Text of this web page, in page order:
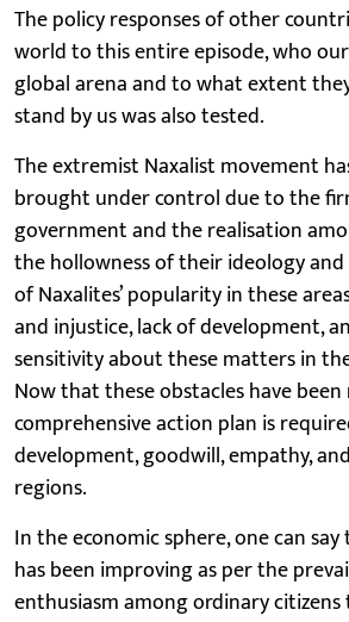
The policy responses of other
world to this entire episode, who
global arena and to what extent
stand by us was also tested.
The extremist Naxalist movement
brought under control due to the
government and the realisation
the hollowness of their ideology
of Naxalites’ popularity in these
and injustice, lack of development,
sensitivity about these matters in
Now that these obstacles have been
comprehensive action plan is
development, goodwill, empathy,
regions.
In the economic sphere, one can
has been improving as per the
enthusiasm among ordinary